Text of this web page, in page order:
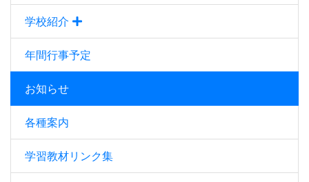
学校紹介
年間行事予定
お知らせ
各種案内
学習教材リンク集